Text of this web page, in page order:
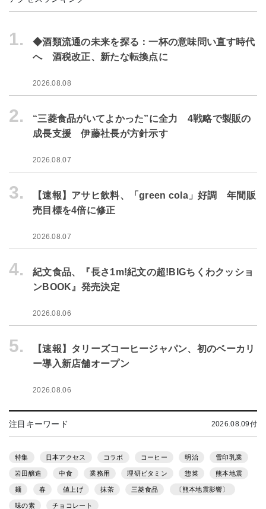
1.
◆酒類流通の未来を探る：一杯の意味問い直す時代
へ 酒税改正、新たな転換点に
2026.08.08
2.
“三菱食品がいてよかった”に全力 4戦略で製販の
成長支援 伊藤社長が方針示す
2026.08.07
3.
【速報】アサヒ飲料、「green cola」好調 年間販
売目標を4倍に修正
2026.08.07
4.
紀文食品、『長さ1m!紀文の超!BIGちくわクッショ
ンBOOK』発売決定
2026.08.06
5.
【速報】タリーズコーヒージャパン、初のベーカリ
ー導入新店舗オープン
2026.08.06
注目キーワード 2026.08.09付
特集 日本アクセス コラボ コーヒー 明治 雪印乳業
岩田醸造 中食 業務用 理研ビタミン 惣菜 熊本地震
麺 春 値上げ 抹茶 三菱食品 〔熊本地震影響〕
味の素 チョコレート